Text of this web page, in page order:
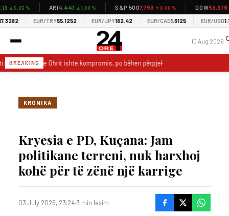
▲5.05 % ARI4,447▲1.08 % S&P 5007,753▼0.06 % DOW53,976
EUR/TRY55.1252 EUR/JPY182.42 EUR/CAD1.6125 EUR/USD
10 Aug 2026
BREAKING
Marrëveshja e Ohrit ishte kompromis, po bëhen përpjekje për ta zhbërë gjuhën
KRONIKA
Kryesia e PD, Kuçana: Jam
politikane terreni, nuk harxhoj
kohë për të zënë një karrige
03 July 2026, 23:24·3 min lexim